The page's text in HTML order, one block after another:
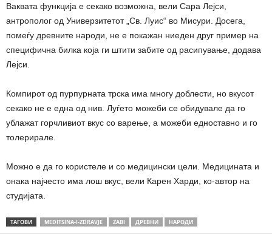
Ваквата функција е секако возможна, вели Сара Лејси,
антрополог од Универзитетот „Св. Луис“ во Мисури. Досега,
помеѓу древните народи, не е покажан ниеден друг пример на
специфична билка која ги штити забите од расипување, додава
Лејси.
Компирот од пурпурната трска има многу доблести, но вкусот
секако не е една од нив. Луѓето можеби се обидувале да го
ублажат горчливиот вкус со варење, а можеби едноставно и го
толерирале.
Можно е да го користеле и со медицински цели. Медицината и
онака најчесто има лош вкус, вели Карен Харди, ко-автор на
студијата.
ТАГОВИ MEDITSINA-I-ZDRAVJE ZABI ДРЕВНИ НАРОДИ